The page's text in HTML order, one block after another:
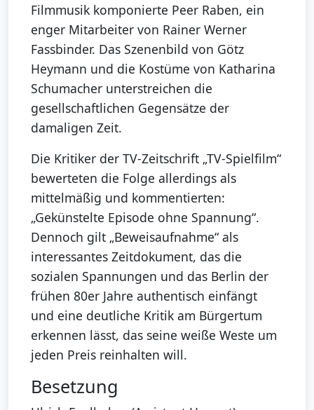
Filmmusik komponierte Peer Raben, ein
enger Mitarbeiter von Rainer Werner
Fassbinder. Das Szenenbild von Götz
Heymann und die Kostüme von Katharina
Schumacher unterstreichen die
gesellschaftlichen Gegensätze der
damaligen Zeit.
Die Kritiker der TV-Zeitschrift „TV-Spielfilm“
bewerteten die Folge allerdings als
mittelmäßig und kommentierten:
„Gekünstelte Episode ohne Spannung“.
Dennoch gilt „Beweisaufnahme“ als
interessantes Zeitdokument, das die
sozialen Spannungen und das Berlin der
frühen 80er Jahre authentisch einfängt
und eine deutliche Kritik am Bürgertum
erkennen lässt, das seine weiße Weste um
jeden Preis reinhalten will.
Besetzung